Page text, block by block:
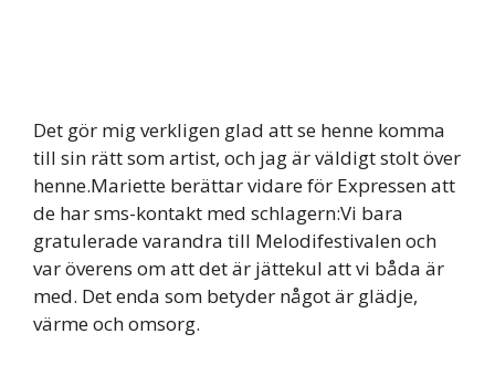
Det gör mig verkligen glad att se henne komma
till sin rätt som artist, och jag är väldigt stolt över
henne.Mariette berättar vidare för Expressen att
de har sms-kontakt med schlagern:Vi bara
gratulerade varandra till Melodifestivalen och
var överens om att det är jättekul att vi båda är
med. Det enda som betyder något är glädje,
värme och omsorg.